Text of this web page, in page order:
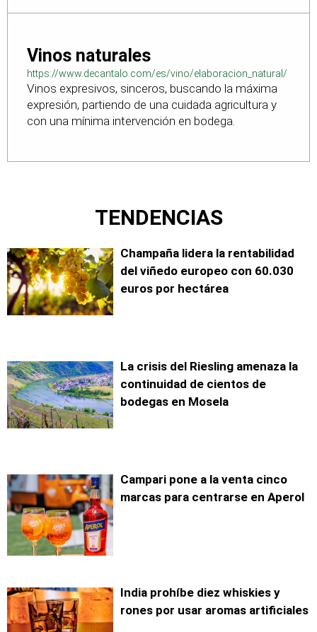
Vinos naturales
https://www.decantalo.com/es/vino/elaboracion_natural/
Vinos expresivos, sinceros, buscando la máxima
expresión, partiendo de una cuidada agricultura y
con una mínima intervención en bodega.
TENDENCIAS
Champaña lidera la rentabilidad
del viñedo europeo con 60.030
euros por hectárea
La crisis del Riesling amenaza la
continuidad de cientos de
bodegas en Mosela
Campari pone a la venta cinco
marcas para centrarse en Aperol
India prohíbe diez whiskies y
rones por usar aromas artificiales